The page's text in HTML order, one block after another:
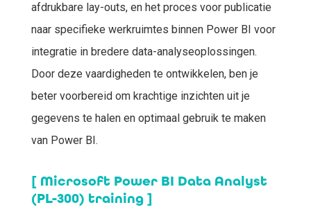
afdrukbare lay-outs, en het proces voor publicatie
naar specifieke werkruimtes binnen Power BI voor
integratie in bredere data-analyseoplossingen.
Door deze vaardigheden te ontwikkelen, ben je
beter voorbereid om krachtige inzichten uit je
gegevens te halen en optimaal gebruik te maken
van Power BI.
[ Microsoft Power BI Data Analyst
(PL-300) training ]